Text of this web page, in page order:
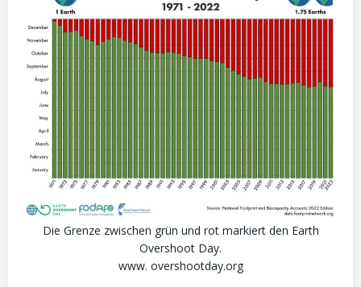
Die Grenze zwischen grün und rot markiert den Earth
Overshoot Day.
www. overshootday.org